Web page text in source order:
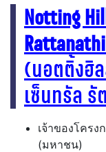
Notting
(นอตติ้งฮิ
เซ็นทรัล
เจ้าของโคร
(มหาชน)